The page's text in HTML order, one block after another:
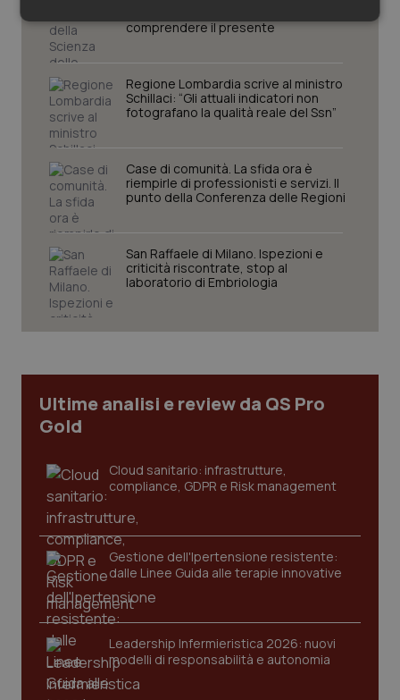
comprendere il presente
Regione Lombardia scrive al ministro
Schillaci: “Gli attuali indicatori non
fotografano la qualità reale del Ssn”
Case di comunità. La sfida ora è
riempirle di professionisti e servizi. Il
punto della Conferenza delle Regioni
San Raffaele di Milano. Ispezioni e
criticità riscontrate, stop al
laboratorio di Embriologia
Ultime analisi e review da QS Pro
Gold
Cloud sanitario: infrastrutture,
compliance, GDPR e Risk management
Gestione dell'Ipertensione resistente:
dalle Linee Guida alle terapie innovative
Leadership Infermieristica 2026: nuovi
modelli di responsabilità e autonomia
Necessari Statistici Marketing
Necessari Statistici Marketing
I cookie necessari contribuiscono a rendere fruibile il
sito web abilitandone funzionalità di base quali la
navigazione sulle pagine e l'accesso alle aree
Nome
Fornitore/
VISITOR_PRIVACY_METADATA
YouTube
CookieScriptConsent
CookieScript